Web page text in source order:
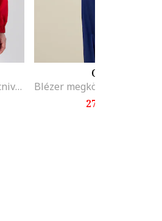
Könnyű parkadzseki kapucnival, Piros
OLTRE
27.239 Ft